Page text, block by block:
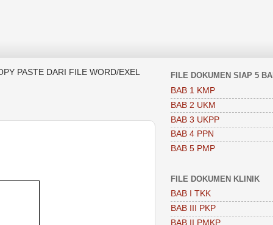
PASTE DARI FILE WORD/EXEL
FILE DOKUMEN SIAP 5
BAB 1 KMP
BAB 2 UKM
BAB 3 UKPP
BAB 4 PPN
BAB 5 PMP
FILE DOKUMEN KLINIK
BAB I TKK
BAB III PKP
BAB II PMKP